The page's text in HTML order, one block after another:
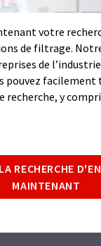
votre
de filtrage.
de
pouvez facilement
recherche, y
RECHERCHE
MAINTENANT